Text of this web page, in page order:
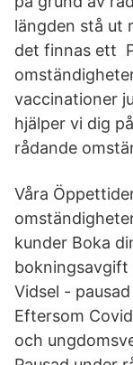
längden stå ut
det finnas ett
vaccinationer
hjälper vi dig
rådande
Våra
kunder Boka
bokningsavgift
Vidsel -
Eftersom
och